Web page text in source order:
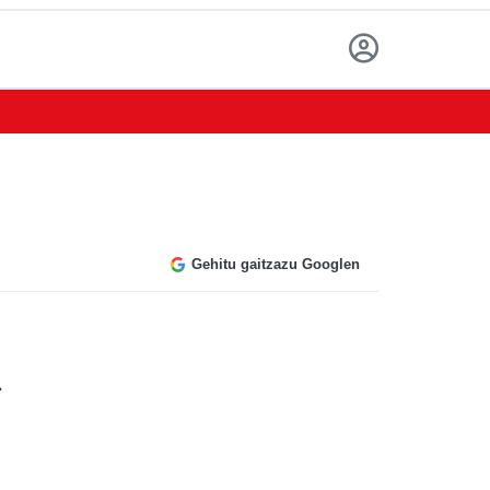
Gehitu gaitzazu Googlen